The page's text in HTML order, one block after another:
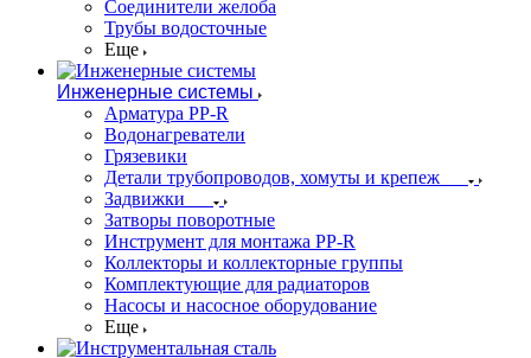
Соединители желоба
Трубы водосточные
Еще
Инженерные системы
Арматура PP-R
Водонагреватели
Грязевики
Детали трубопроводов, хомуты и крепеж
Задвижки
Затворы поворотные
Инструмент для монтажа PP-R
Коллекторы и коллекторные группы
Комплектующие для радиаторов
Насосы и насосное оборудование
Еще